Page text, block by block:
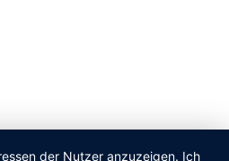
der Nutzer anzuzeigen. Ich